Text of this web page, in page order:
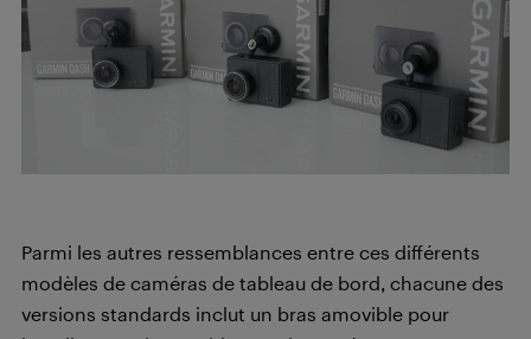
Parmi les autres ressemblances entre ces différents
modèles de caméras de tableau de bord, chacune des
versions standards inclut un bras amovible pour